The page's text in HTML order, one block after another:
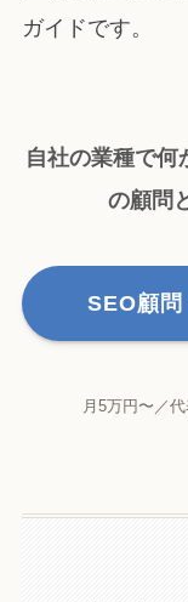
ガイドです。
自社の業種で何
の顧問
SEO顧
月5万円〜／